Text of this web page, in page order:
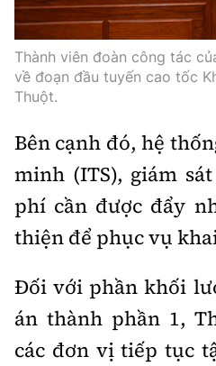
Thành viên đoàn công tác
về đoạn đầu tuyến cao tốc
Thuột.
Bên cạnh đó, hệ
minh (ITS), giám
phí cần được đẩy
thiện để phục vụ
Đối với phần khối
án thành phần 1,
các đơn vị tiếp tục